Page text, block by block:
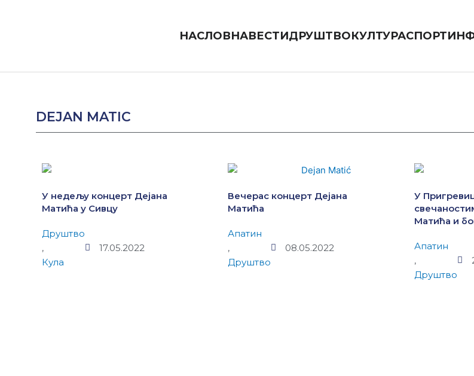
НАСЛОВНАВЕСТИДРУШТВОКУЛТУРАСПОРТ
DEJAN MATIC
У недељу концерт Дејана
Матића у Сивцу
Друштво
,
Кула
17.05.2022
Вечерас концерт Дејана
Матића
Апатин
,
Друштво
08.05.2022
У
Матића и
Апатин
,
Друштво